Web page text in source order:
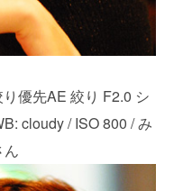
優先AE 絞り F2.0 シ
cloudy / ISO 800 / み
ん